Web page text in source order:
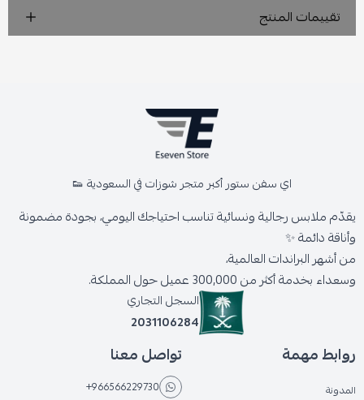
تقييمات المنتج
اي سفن ستور أكبر متجر شوزات في السعودية 👟
يقدّم ملابس رجالية ونسائية تناسب احتياجك اليومي، بجودة مضمونة
وأناقة دائمة ✨
من أشهر البراندات العالمية،
وسعداء بخدمة أكثر من 300,000 عميل حول المملكة.
السجل التجاري
2031106284
روابط مهمة
المدونة
تواصل معنا
+966566229730